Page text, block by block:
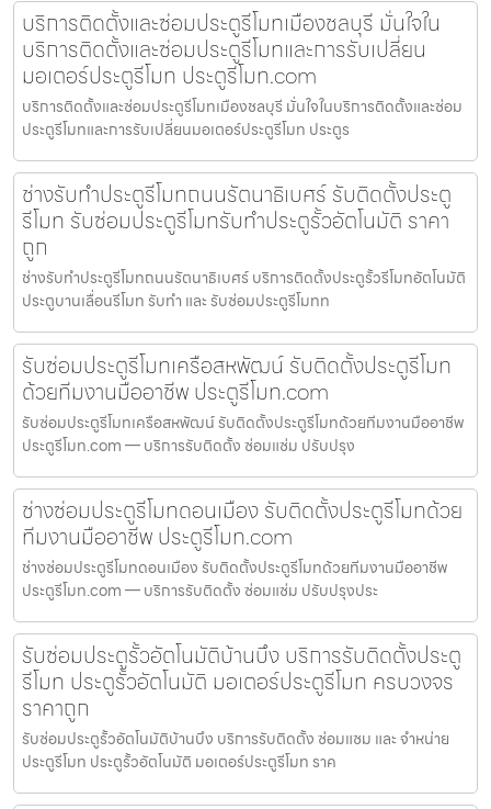
บริการติดตั้งและซ่อมประตูรีโมทเมืองชลบุรี มั่นใจใน
บริการติดตั้งและซ่อมประตูรีโมทและการรับเปลี่ยน
มอเตอร์ประตูรีโมท ประตูรีโมท.com
บริการติดตั้งและซ่อมประตูรีโมทเมืองชลบุรี มั่นใจในบริการติดตั้งและซ่อม
ประตูรีโมทและการรับเปลี่ยนมอเตอร์ประตูรีโมท ประตูร
ช่างรับทำประตูรีโมทถนนรัตนาธิเบศร์ รับติดตั้งประตู
รีโมท รับซ่อมประตูรีโมทรับทำประตูรั้วอัตโนมัติ ราคา
ถูก
ช่างรับทำประตูรีโมทถนนรัตนาธิเบศร์ บริการติดตั้งประตูรั้วรีโมทอัตโนมัติ
ประตูบานเลื่อนรีโมท รับทำ และ รับซ่อมประตูรีโมทท
รับซ่อมประตูรีโมทเครือสหพัฒน์ รับติดตั้งประตูรีโมท
ด้วยทีมงานมืออาชีพ ประตูรีโมท.com
รับซ่อมประตูรีโมทเครือสหพัฒน์ รับติดตั้งประตูรีโมทด้วยทีมงานมืออาชีพ
ประตูรีโมท.com — บริการรับติดตั้ง ซ่อมแซ่ม ปรับปรุง
ช่างซ่อมประตูรีโมทดอนเมือง รับติดตั้งประตูรีโมทด้วย
ทีมงานมืออาชีพ ประตูรีโมท.com
ช่างซ่อมประตูรีโมทดอนเมือง รับติดตั้งประตูรีโมทด้วยทีมงานมืออาชีพ
ประตูรีโมท.com — บริการรับติดตั้ง ซ่อมแซ่ม ปรับปรุงประ
รับซ่อมประตูรั้วอัตโนมัติบ้านบึง บริการรับติดตั้งประตู
รีโมท ประตูรั้วอัตโนมัติ มอเตอร์ประตูรีโมท ครบวงจร
ราคาถูก
รับซ่อมประตูรั้วอัตโนมัติบ้านบึง บริการรับติดตั้ง ซ่อมแซม และ จำหน่าย
ประตูรีโมท ประตูรั้วอัตโนมัติ มอเตอร์ประตูรีโมท ราค